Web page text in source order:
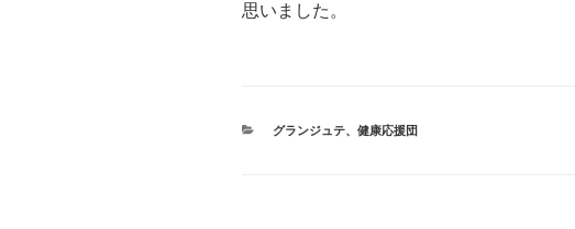
思いました。
カ
グランジュテ、 健康応援団